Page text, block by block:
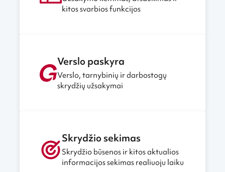
kitos svarbios funkcijos
Verslo paskyra
Verslo, tarnybinių ir darbostogų
skrydžių užsakymai
Skrydžio sekimas
Skrydžio būsenos ir kitos aktualios
informacijos sekimas realiuoju laiku